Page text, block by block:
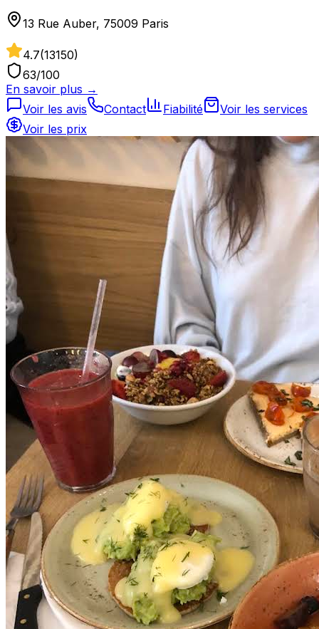
13 Rue Auber, 75009 Paris
4.7(13150)
63/100
En savoir plus →
Voir les avis
Contact Fiabilité
Voir les services
Voir les prix